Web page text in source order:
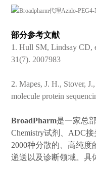
部分参考文献
1. Hull SM, Lindsay CD,
31(7). 2007983
2. Mapes, J. H., Stover,
molecule protein
BroadPharm是一家总
Chemistry试剂、ADC
2000种分散的、高纯
递送以及诊断领域。具